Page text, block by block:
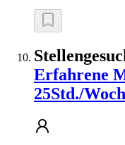
Erfahrene
25Std./